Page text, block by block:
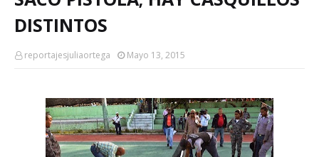
DISTINTOS
reportajesjuliaortega Mayo 13, 2015